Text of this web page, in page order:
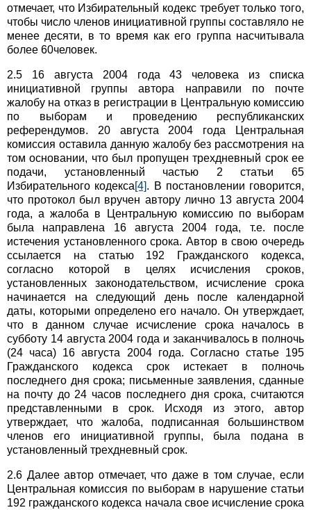
отмечает, что Избирательный кодекс требует только того,
чтобы число членов инициативной группы составляло не
менее десяти, в то время как его группа насчитывала
более 60человек.
2.5 16 августа 2004 года 43 человека из списка
инициативной группы автора направили по почте
жалобу на отказ в регистрации в Центральную комиссию
по выборам и проведению республиканских
референдумов. 20 августа 2004 года Центральная
комиссия оставила данную жалобу без рассмотрения на
том основании, что был пропущен трехдневный срок ее
подачи, установленный частью 2 статьи 65
Избирательного кодекса[4]. В постановлении говорится,
что протокол был вручен автору лично 13 августа 2004
года, а жалоба в Центральную комиссию по выборам
была направлена 16 августа 2004 года, т.е. после
истечения установленного срока. Автор в свою очередь
ссылается на статью 192 Гражданского кодекса,
согласно которой в целях исчисления сроков,
установленных законодательством, исчисление срока
начинается на следующий день после календарной
даты, которыми определено его начало. Он утверждает,
что в данном случае исчисление срока началось в
субботу 14 августа 2004 года и заканчивалось в полночь
(24 часа) 16 августа 2004 года. Согласно статье 195
Гражданского кодекса срок истекает в полночь
последнего дня срока; письменные заявления, сданные
на почту до 24 часов последнего дня срока, считаются
представленными в срок. Исходя из этого, автор
утверждает, что жалоба, подписанная большинством
членов его инициативной группы, была подана в
установленный трехдневный срок.
2.6 Далее автор отмечает, что даже в том случае, если
Центральная комиссия по выборам в нарушение статьи
192 гражданского кодекса начала свое исчисление срока